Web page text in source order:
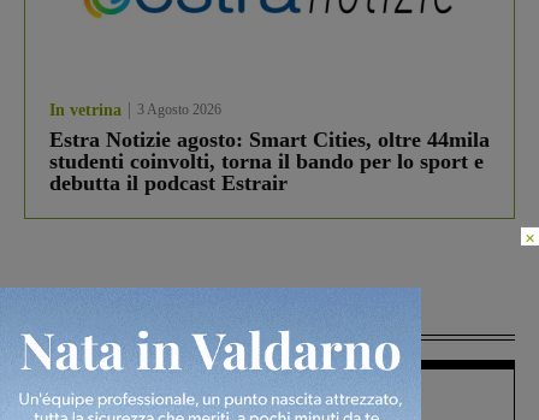
In vetrina 3 Agosto 2026
Estra Notizie agosto: Smart Cities, oltre 44mila
studenti coinvolti, torna il bando per lo sport e
debutta il podcast Estrair
Più lette
Figline Incisa Valdarno 1 Agosto 2026
×